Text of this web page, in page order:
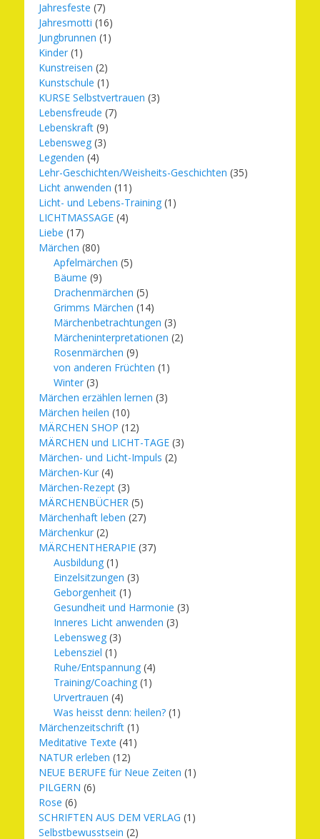
Jahresfeste (7)
Jahresmotti (16)
Jungbrunnen (1)
Kinder (1)
Kunstreisen (2)
Kunstschule (1)
KURSE Selbstvertrauen (3)
Lebensfreude (7)
Lebenskraft (9)
Lebensweg (3)
Legenden (4)
Lehr-Geschichten/Weisheits-Geschichten (35)
Licht anwenden (11)
Licht- und Lebens-Training (1)
LICHTMASSAGE (4)
Liebe (17)
Märchen (80)
Apfelmärchen (5)
Bäume (9)
Drachenmärchen (5)
Grimms Märchen (14)
Märchenbetrachtungen (3)
Märcheninterpretationen (2)
Rosenmärchen (9)
von anderen Früchten (1)
Winter (3)
Märchen erzählen lernen (3)
Märchen heilen (10)
MÄRCHEN SHOP (12)
MÄRCHEN und LICHT-TAGE (3)
Märchen- und Licht-Impuls (2)
Märchen-Kur (4)
Märchen-Rezept (3)
MÄRCHENBÜCHER (5)
Märchenhaft leben (27)
Märchenkur (2)
MÄRCHENTHERAPIE (37)
Ausbildung (1)
Einzelsitzungen (3)
Geborgenheit (1)
Gesundheit und Harmonie (3)
Inneres Licht anwenden (3)
Lebensweg (3)
Lebensziel (1)
Ruhe/Entspannung (4)
Training/Coaching (1)
Urvertrauen (4)
Was heisst denn: heilen? (1)
Märchenzeitschrift (1)
Meditative Texte (41)
NATUR erleben (12)
NEUE BERUFE für Neue Zeiten (1)
PILGERN (6)
Rose (6)
SCHRIFTEN AUS DEM VERLAG (1)
Selbstbewusstsein (2)